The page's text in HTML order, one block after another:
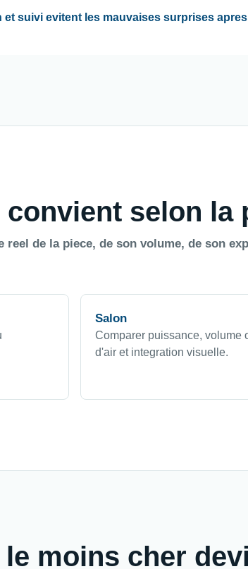
et suivi evitent les mauvaises surprises
selon la
reel de la piece, de son volume, de son
Salon
Comparer puissance, volume
d'air et integration visuelle.
moins cher